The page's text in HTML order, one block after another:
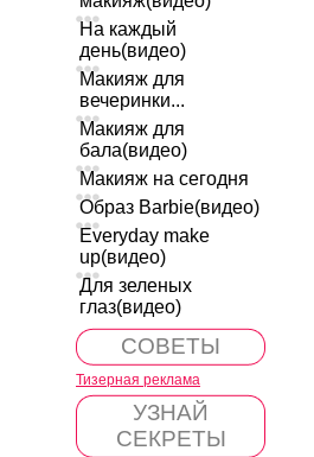
На каждый
день(видео)
Макияж для
вечеринки...
Макияж для
бала(видео)
Макияж на сегодня
Образ Barbie(видео)
Everyday make
up(видео)
Для зеленых
глаз(видео)
СОВЕТЫ
Тизерная реклама
УЗНАЙ
СЕКРЕТЫ